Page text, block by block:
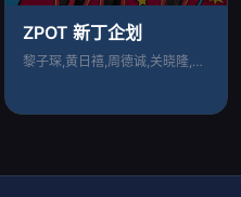
ZPOT 新丁企划
黎子琛,黄日禧,周德诚,关晓隆,陈缙羲,